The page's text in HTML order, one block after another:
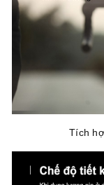
Tích